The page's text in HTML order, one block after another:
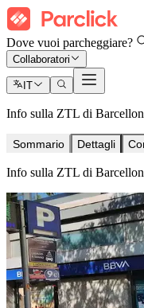
Dove vuoi parcheggiare?
Collaboratori
IT
Info sulla ZTL di
Sommario Dettagli
Info sulla ZTL di